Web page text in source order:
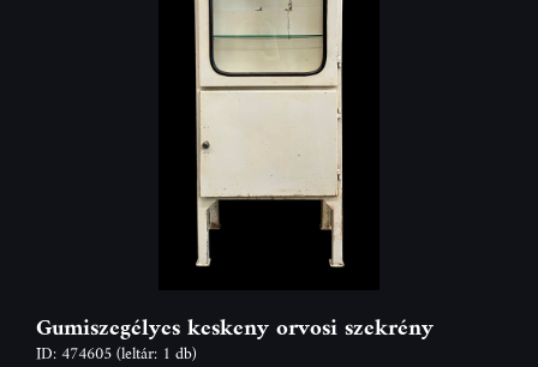
Gumiszegélyes keskeny orvosi szekrény
ID: 474605(leltár: 1 db)